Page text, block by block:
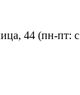
44 (пн-пт: с